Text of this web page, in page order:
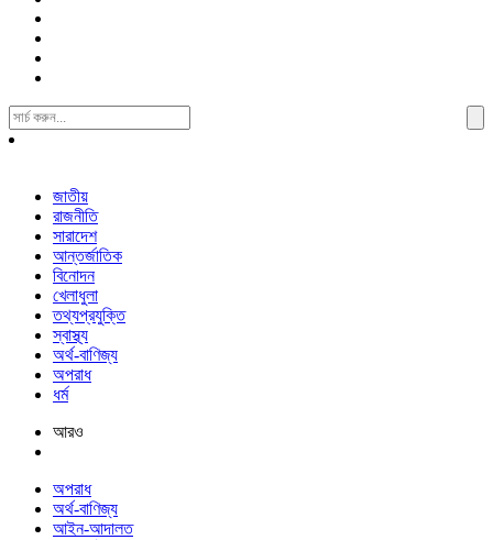
Search
For:
জাতীয়
রাজনীতি
সারাদেশ
আন্তর্জাতিক
বিনোদন
খেলাধুলা
তথ্যপ্রযুক্তি
স্বাস্থ্য
অর্থ-বাণিজ্য
অপরাধ
ধর্ম
আরও
অপরাধ
অর্থ-বাণিজ্য
আইন-আদালত